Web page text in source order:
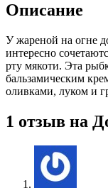
Описание
У жареной на огне
интересно
рту мякоти. Эта
бальзамическим
оливками, луком и
1 отзыв на